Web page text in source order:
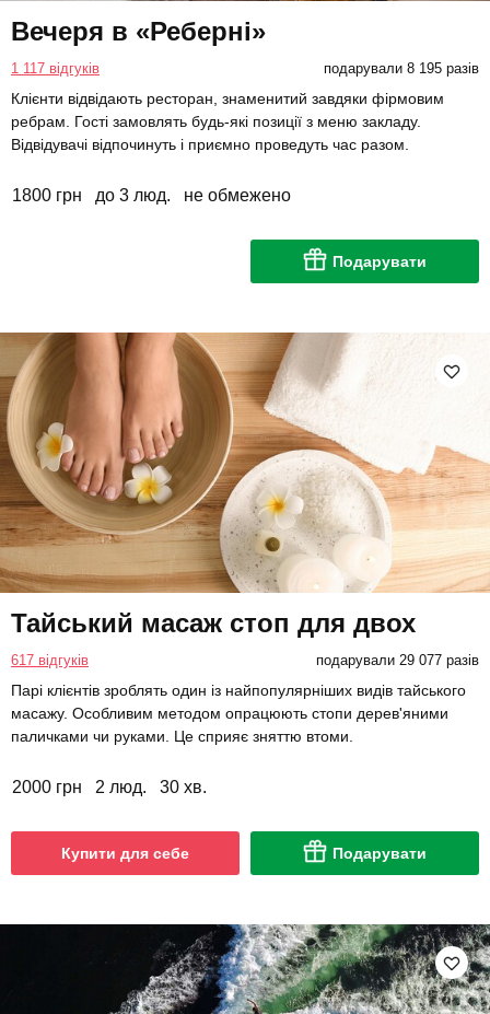
Вечеря в «Реберні»
1 117 відгуків подарували 8 195 разів
Клієнти відвідають ресторан, знаменитий завдяки фірмовим
ребрам. Гості замовлять будь-які позиції з меню закладу.
Відвідувачі відпочинуть і приємно проведуть час разом.
1800 грн до 3 люд. не обмежено
Подарувати
Тайський масаж стоп для двох
617 відгуків подарували 29 077 разів
Парі клієнтів зроблять один із найпопулярніших видів тайського
масажу. Особливим методом опрацюють стопи дерев'яними
паличками чи руками. Це сприяє зняттю втоми.
2000 грн 2 люд. 30 хв.
Купити для себе Подарувати